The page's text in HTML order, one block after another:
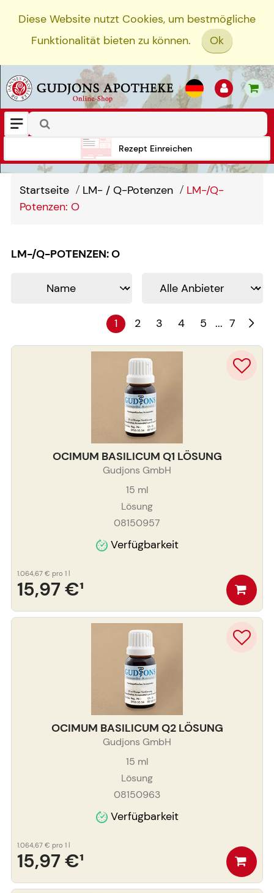
Diese Website nutzt Cookies, um bestmögliche
Funktionalität bieten zu können.
Ok
Rezept Einreichen
Startseite LM- / Q-Potenzen
LM-/Q-
Potenzen: O
LM-/Q-POTENZEN: O
1 2 3 4 5 ... 7
OCIMUM BASILICUM Q1 LÖSUNG
Gudjons GmbH
15 ml
Lösung
08150957
Verfügbarkeit
15,97 €¹
1.064,67 € pro 1 l
OCIMUM BASILICUM Q2 LÖSUNG
Gudjons GmbH
15 ml
Lösung
08150963
Verfügbarkeit
15,97 €¹
1.064,67 € pro 1 l